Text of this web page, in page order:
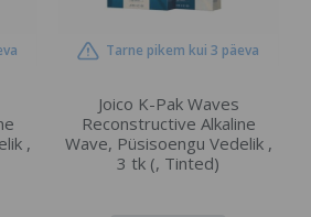
,
Tarne pikem kui 3 päeva
Joico K-Pak Waves
Reconstructive Alkaline
Wave, Püsisoengu Vedelik ,
3 tk (, Tinted)